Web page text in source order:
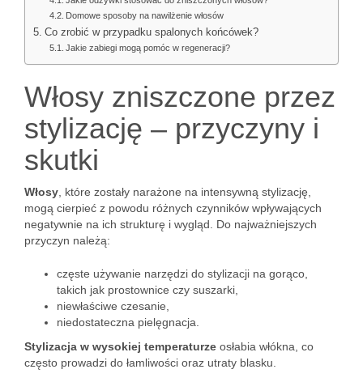
Domowe sposoby na nawilżenie włosów
Co zrobić w przypadku spalonych końcówek?
Jakie zabiegi mogą pomóc w regeneracji?
Włosy zniszczone przez
stylizację – przyczyny i
skutki
Włosy , które zostały narażone na intensywną stylizację,
mogą cierpieć z powodu różnych czynników wpływających
negatywnie na ich strukturę i wygląd. Do najważniejszych
przyczyn należą:
częste używanie narzędzi do stylizacji na gorąco,
takich jak prostownice czy suszarki,
niewłaściwe czesanie,
niedostateczna pielęgnacja.
Stylizacja w wysokiej temperaturze osłabia włókna, co
często prowadzi do łamliwości oraz utraty blasku.